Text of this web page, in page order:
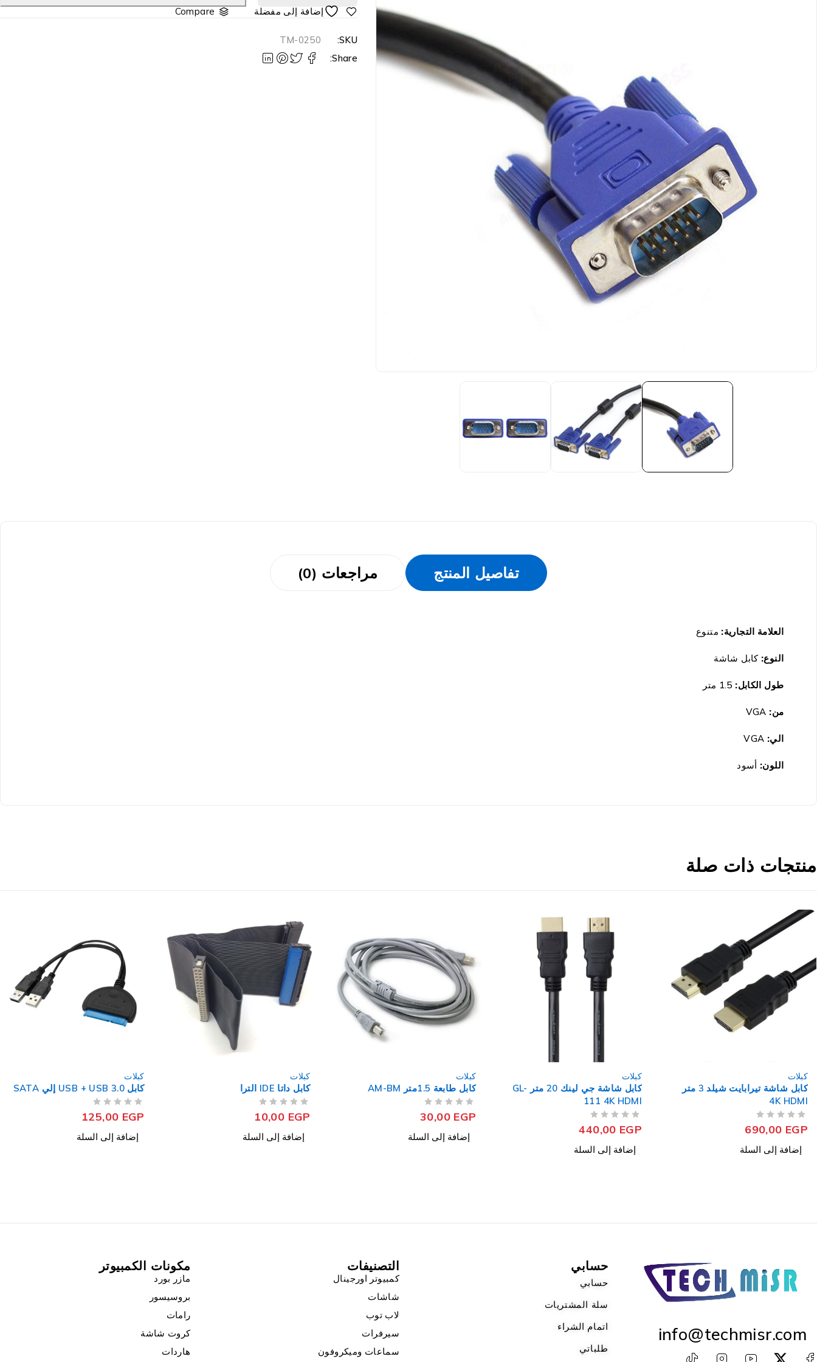
Compare
SKU:
TM-0250
Share:
تفاصيل المنتج مراجعات (0)
العلامة التجارية: متنوع
النوع: كابل شاشة
طول الكابل: 1.5 متر
من: VGA
الي: VGA
اللون: أسود
منتجات ذات صلة
كبلات
كابل شاشة جي لينك 20 متر GL-
111 4K HDMI
440,00 EGP
إضافة إلى السلة
كبلات
كابل طابعة 1.5متر AM-BM
30,00 EGP
إضافة إلى السلة
كبلات
كابل داتا IDE الترا
10,00 EGP
إضافة إلى السلة
كبلات
كابل USB + USB 3.0 إلي SATA
125,00 EGP
إضافة إلى السلة
كبلات
كابل صوت توسلنك فايبر اوبتيك
توبى 5متر DC556
180,00 EGP
info@techmisr.com
حسابي
حسابي
سلة المشتريات
اتمام الشراء
طلباتي
التصنيفات
كمبيوتر اورجينال
شاشات
لاب توب
سيرفرات
سماعات وميكروفون
مكونات الكمبيوتر
مازر بورد
بروسيسور
رامات
كروت شاشة
هاردات